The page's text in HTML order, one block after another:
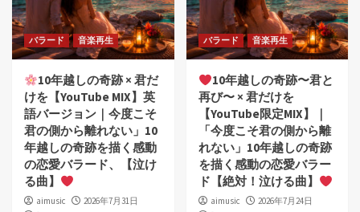
バラード 音楽再生
10年越しの奇跡 × 君だ
けを【YouTube MIX】英
語バージョン｜今度こそ
君の側から離れない」10
年越しの奇跡を描く感動
の恋愛バラード、【泣け
る曲】
aimusic
2026年7月31日
バラード 音楽再生
10年越しの奇跡〜君と
再び〜 × 君だけを
【YouTube限定MIX】｜
「今度こそ君の側から離
れない」10年越しの奇跡
を描く感動の恋愛バラー
ド【絶対！泣ける曲】
aimusic
2026年7月24日